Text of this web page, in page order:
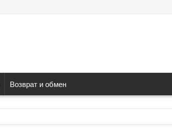
Возврат и обмен